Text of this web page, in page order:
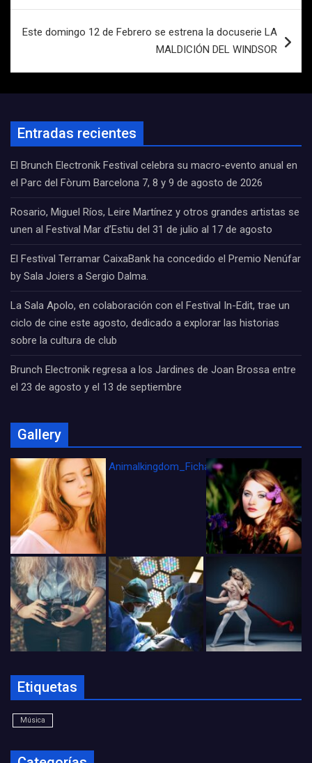
Este domingo 12 de Febrero se estrena la docuserie LA
MALDICIÓN DEL WINDSOR
Entradas recientes
El Brunch Electronik Festival celebra su macro-evento anual en
el Parc del Fòrum Barcelona 7, 8 y 9 de agosto de 2026
Rosario, Miguel Ríos, Leire Martínez y otros grandes artistas se
unen al Festival Mar d’Estiu del 31 de julio al 17 de agosto
El Festival Terramar CaixaBank ha concedido el Premio Nenúfar
by Sala Joiers a Sergio Dalma.
La Sala Apolo, en colaboración con el Festival In-Edit, trae un
ciclo de cine este agosto, dedicado a explorar las historias
sobre la cultura de club
Brunch Electronik regresa a los Jardines de Joan Brossa entre
el 23 de agosto y el 13 de septiembre
Gallery
Animalkingdom_FichaCine
Etiquetas
Música